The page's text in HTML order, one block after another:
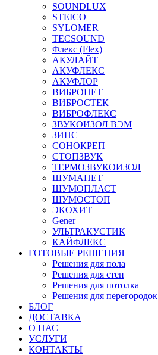
SOUNDLUX
STEICO
SYLOMER
TECSOUND
Флекс (Flex)
АКУЛАЙТ
АКУФЛЕКС
АКУФЛОР
ВИБРОНЕТ
ВИБРОСТЕК
ВИБРОФЛЕКС
ЗВУКОИЗОЛ ВЭМ
ЗИПС
СОНОКРЕП
СТОПЗВУК
ТЕРМОЗВУКОИЗОЛ
ШУМАНЕТ
ШУМОПЛАСТ
ШУМОСТОП
ЭКОХИТ
Gener
УЛЬТРАКУСТИК
КАЙФЛЕКС
ГОТОВЫЕ РЕШЕНИЯ
Решения для пола
Решения для стен
Решения для потолка
Решения для перегородок
БЛОГ
ДОСТАВКА
О НАС
УСЛУГИ
КОНТАКТЫ